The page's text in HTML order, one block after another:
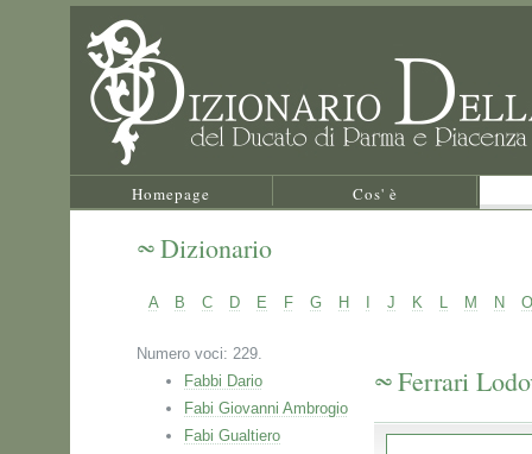
Homepage Cos' è
Dizionario
A B C D E F G H J K L M N O
Numero voci: 229.
Fabbi Dario
Fabi Giovanni Ambrogio
Fabi Gualtiero
Ferrari